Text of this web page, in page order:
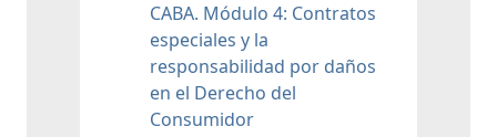
CABA. Módulo 4: Contratos
especiales y la
responsabilidad por daños
en el Derecho del
Consumidor